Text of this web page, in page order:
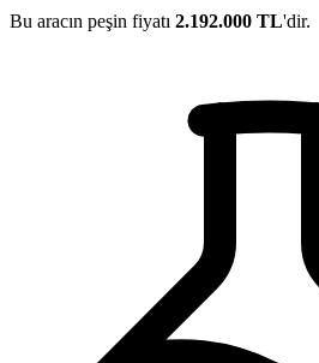
Bu aracın peşin fiyatı 2.192.000 TL'dir.